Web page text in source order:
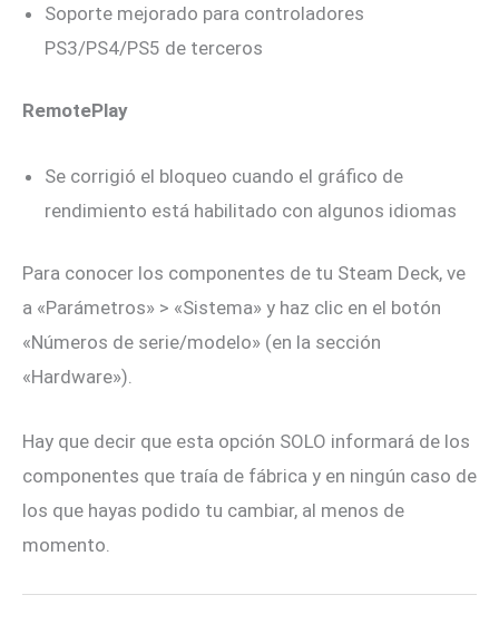
Soporte mejorado para controladores
PS3/PS4/PS5 de terceros
RemotePlay
Se corrigió el bloqueo cuando el gráfico de
rendimiento está habilitado con algunos idiomas
Para conocer los componentes de tu Steam Deck, ve
a «Parámetros» > «Sistema» y haz clic en el botón
«Números de serie/modelo» (en la sección
«Hardware»).
Hay que decir que esta opción SOLO informará de los
componentes que traía de fábrica y en ningún caso de
los que hayas podido tu cambiar, al menos de
momento.